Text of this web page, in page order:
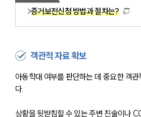
증거보전신청 방법과 절차는?
객관적 자료 확보
아동학대 여부를 판단하는 데 중요한 객관
다.
상황을 뒷받침할 수 있는 주변 진술이나